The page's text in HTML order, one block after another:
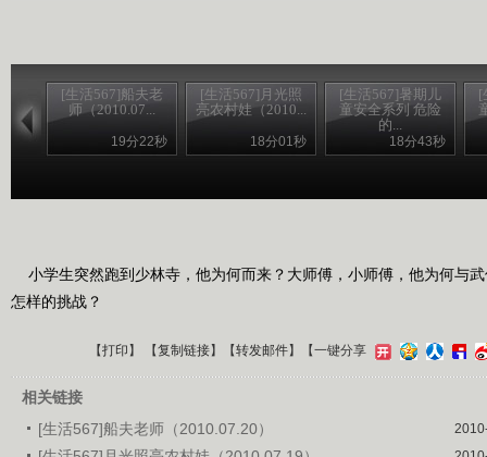
[生活567]船夫老
师（2010.07...
19分22秒
[生活567]月光照
亮农村娃（2010...
18分01秒
[生活567]暑期儿
童安全系列 危险
的...
18分43秒
[
小学生突然跑到少林寺，他为何而来？大师傅，小师傅，他为何与
怎样的挑战？
【打印 】 【复制链接】【转发邮件】 【一键分享
相关链接
[生活567]船夫老师（2010.07.20）